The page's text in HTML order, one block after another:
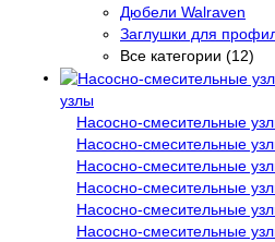
Дюбели Walraven
Заглушки для
Все категории (12)
узлы
Насосно-смесительные
Насосно-смесительные
Насосно-смесительные
Насосно-смесительные
Насосно-смесительные
Насосно-смесительные